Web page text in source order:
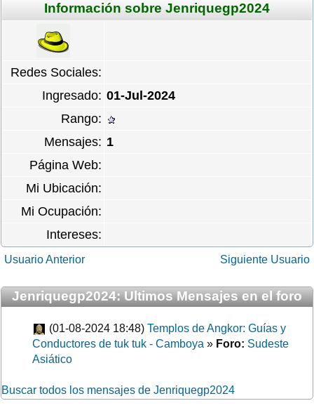
Información sobre Jenriquegp2024
Redes Sociales:
Ingresado: 01-Jul-2024
Rango:
Mensajes: 1
Página Web:
Mi Ubicación:
Mi Ocupación:
Intereses:
Usuario Anterior Siguiente Usuario
Jenriquegp2024: Ultimos Mensajes en el foro
(01-08-2024 18:48) Templos de Angkor: Guías y
Conductores de tuk tuk - Camboya » Foro: Sudeste
Asiático
Buscar todos los mensajes de Jenriquegp2024